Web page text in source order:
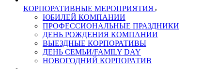
КОРПОРАТИВНЫЕ МЕРОПРИЯТИЯ
ЮБИЛЕЙ КОМПАНИИ
ПРОФЕССИОНАЛЬНЫЕ ПРАЗДНИКИ
ДЕНЬ РОЖДЕНИЯ КОМПАНИИ
ВЫЕЗДНЫЕ КОРПОРАТИВЫ
ДЕНЬ СЕМЬИ/FAMILY DAY
НОВОГОДНИЙ КОРПОРАТИВ